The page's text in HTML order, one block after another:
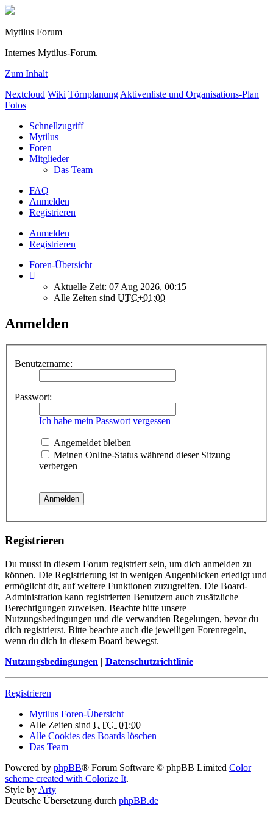
Mytilus Forum
Internes Mytilus-Forum.
Zum Inhalt
Nextcloud Wiki Törnplanung Aktivenliste und Organisations-Plan
Fotos
Schnellzugriff
Mytilus
Foren
Mitglieder
Das Team
FAQ
Anmelden
Registrieren
Anmelden
Registrieren
Foren-Übersicht
Aktuelle Zeit: 07 Aug 2026, 00:15
Alle Zeiten sind UTC+01:00
Anmelden
Benutzername:
Passwort:
Ich habe mein Passwort vergessen
Angemeldet bleiben
Meinen Online-Status während dieser Sitzung
verbergen
Registrieren
Du musst in diesem Forum registriert sein, um dich anmelden zu
können. Die Registrierung ist in wenigen Augenblicken erledigt und
ermöglicht dir, auf weitere Funktionen zuzugreifen. Die Board-
Administration kann registrierten Benutzern auch zusätzliche
Berechtigungen zuweisen. Beachte bitte unsere
Nutzungsbedingungen und die verwandten Regelungen, bevor du
dich registrierst. Bitte beachte auch die jeweiligen Forenregeln,
wenn du dich in diesem Board bewegst.
Nutzungsbedingungen | Datenschutzrichtlinie
Registrieren
Mytilus Foren-Übersicht
Alle Zeiten sind UTC+01:00
Alle Cookies des Boards löschen
Das Team
Powered by phpBB® Forum Software © phpBB Limited Color
scheme created with Colorize It.
Style by Arty
Deutsche Übersetzung durch phpBB.de